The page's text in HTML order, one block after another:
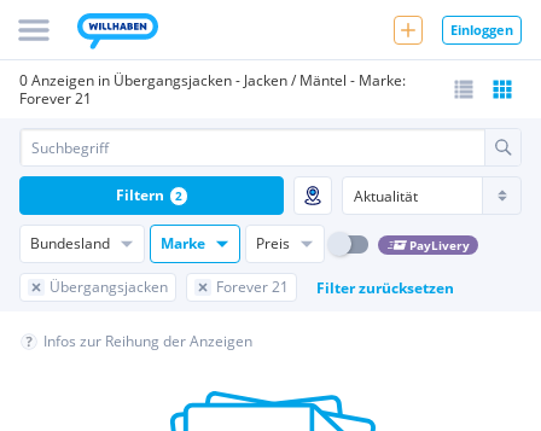
Einloggen
0 Anzeigen in Übergangsjacken - Jacken / Mäntel - Marke:
Forever 21
Bundesland Marke Preis PayLivery
Übergangsjacken Forever 21 Filter zurücksetzen
Filtern 2
Infos zur Reihung der Anzeigen